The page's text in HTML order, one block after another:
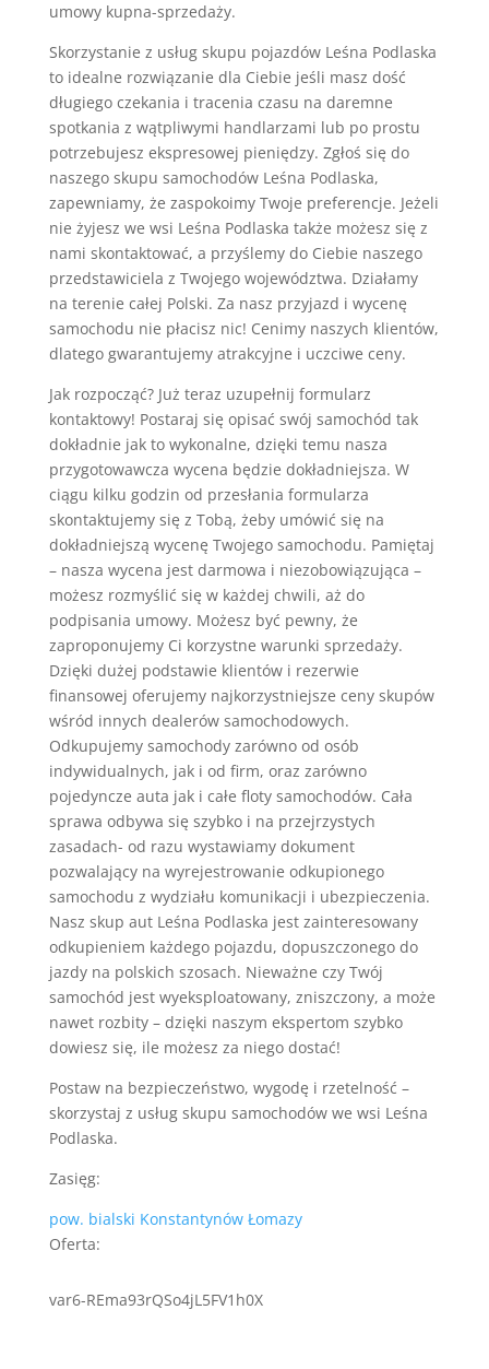
umowy kupna-sprzedaży.
Skorzystanie z usług skupu pojazdów Leśna Podlaska
to idealne rozwiązanie dla Ciebie jeśli masz dość
długiego czekania i tracenia czasu na daremne
spotkania z wątpliwymi handlarzami lub po prostu
potrzebujesz ekspresowej pieniędzy. Zgłoś się do
naszego skupu samochodów Leśna Podlaska,
zapewniamy, że zaspokoimy Twoje preferencje. Jeżeli
nie żyjesz we wsi Leśna Podlaska także możesz się z
nami skontaktować, a przyślemy do Ciebie naszego
przedstawiciela z Twojego województwa. Działamy
na terenie całej Polski. Za nasz przyjazd i wycenę
samochodu nie płacisz nic! Cenimy naszych klientów,
dlatego gwarantujemy atrakcyjne i uczciwe ceny.
Jak rozpocząć? Już teraz uzupełnij formularz
kontaktowy! Postaraj się opisać swój samochód tak
dokładnie jak to wykonalne, dzięki temu nasza
przygotowawcza wycena będzie dokładniejsza. W
ciągu kilku godzin od przesłania formularza
skontaktujemy się z Tobą, żeby umówić się na
dokładniejszą wycenę Twojego samochodu. Pamiętaj
– nasza wycena jest darmowa i niezobowiązująca –
możesz rozmyślić się w każdej chwili, aż do
podpisania umowy. Możesz być pewny, że
zaproponujemy Ci korzystne warunki sprzedaży.
Dzięki dużej podstawie klientów i rezerwie
finansowej oferujemy najkorzystniejsze ceny skupów
wśród innych dealerów samochodowych.
Odkupujemy samochody zarówno od osób
indywidualnych, jak i od firm, oraz zarówno
pojedyncze auta jak i całe floty samochodów. Cała
sprawa odbywa się szybko i na przejrzystych
zasadach- od razu wystawiamy dokument
pozwalający na wyrejestrowanie odkupionego
samochodu z wydziału komunikacji i ubezpieczenia.
Nasz skup aut Leśna Podlaska jest zainteresowany
odkupieniem każdego pojazdu, dopuszczonego do
jazdy na polskich szosach. Nieważne czy Twój
samochód jest wyeksploatowany, zniszczony, a może
nawet rozbity – dzięki naszym ekspertom szybko
dowiesz się, ile możesz za niego dostać!
Postaw na bezpieczeństwo, wygodę i rzetelność –
skorzystaj z usług skupu samochodów we wsi Leśna
Podlaska.
Zasięg:
pow. bialski Konstantynów Łomazy
Oferta:
var6-REma93rQSo4jL5FV1h0X